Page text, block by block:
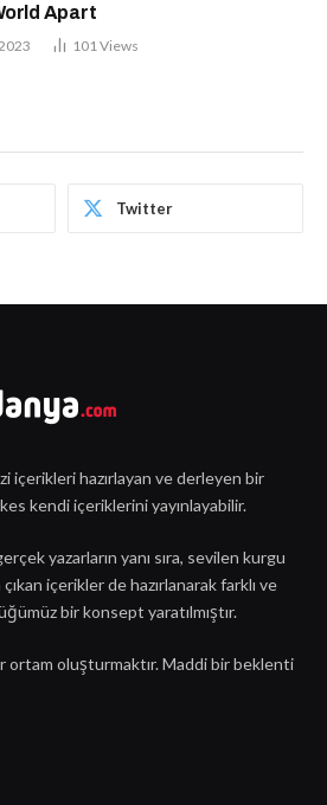
Apart
101 Views
Twitter
içerikleri hazırlayan ve derleyen bir
kendi içeriklerini yayınlayabilir.
yazarların yanı sıra, sevilen kurgu
içerikler de hazırlanarak farklı ve
bir konsept yaratılmıştır.
ortam oluşturmaktır. Maddi bir beklenti